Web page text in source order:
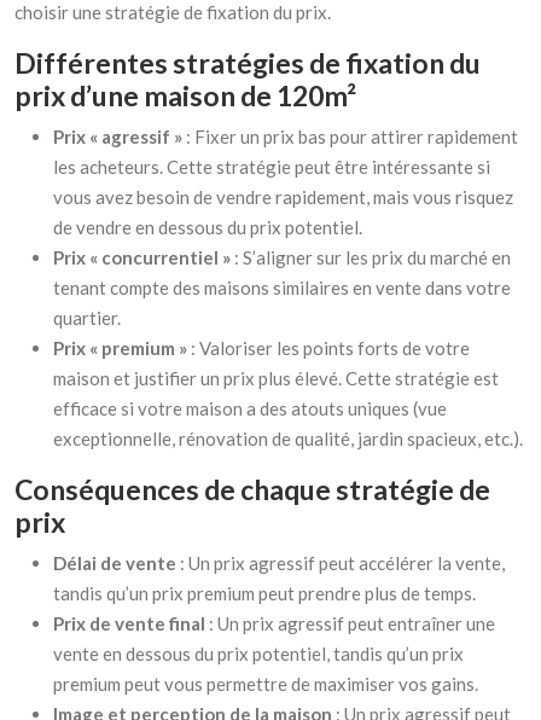
choisir une stratégie de fixation du prix.
Différentes stratégies de fixation du
prix d’une maison de 120m²
Prix « agressif » : Fixer un prix bas pour attirer rapidement
les acheteurs. Cette stratégie peut être intéressante si
vous avez besoin de vendre rapidement, mais vous risquez
de vendre en dessous du prix potentiel.
Prix « concurrentiel » : S’aligner sur les prix du marché en
tenant compte des maisons similaires en vente dans votre
quartier.
Prix « premium » : Valoriser les points forts de votre
maison et justifier un prix plus élevé. Cette stratégie est
efficace si votre maison a des atouts uniques (vue
exceptionnelle, rénovation de qualité, jardin spacieux, etc.).
Conséquences de chaque stratégie de
prix
Délai de vente : Un prix agressif peut accélérer la vente,
tandis qu’un prix premium peut prendre plus de temps.
Prix de vente final : Un prix agressif peut entraîner une
vente en dessous du prix potentiel, tandis qu’un prix
premium peut vous permettre de maximiser vos gains.
Image et perception de la maison : Un prix agressif peut